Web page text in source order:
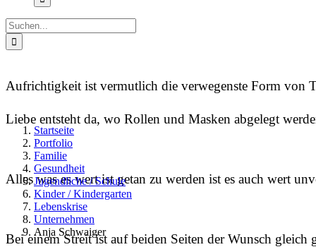
Suche
nach:
Aufrichtigkeit ist vermutlich die verwegenste Form von
Liebe entsteht da, wo Rollen und Masken abgelegt
Alles was es wert ist getan zu werden ist es auch wert
Bei einem Streit ist auf beiden Seiten der Wunsch gleich
Startseite
Portfolio
Familie
Gesundheit
Jugendliche / Schule
Kinder / Kindergarten
Lebenskrise
Unternehmen
Anja Schwaiger